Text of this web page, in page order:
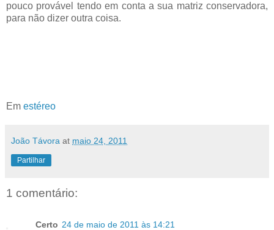
pouco provável tendo em conta a sua matriz conservadora,
para não dizer outra coisa.
Em estéreo
João Távora at maio 24, 2011
Partilhar
1 comentário:
Certo 24 de maio de 2011 às 14:21